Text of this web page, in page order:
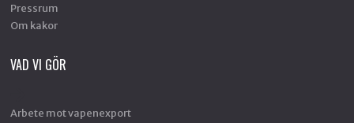
Pressrum
Om kakor
VAD VI GÖR
Arbete mot vapenexport